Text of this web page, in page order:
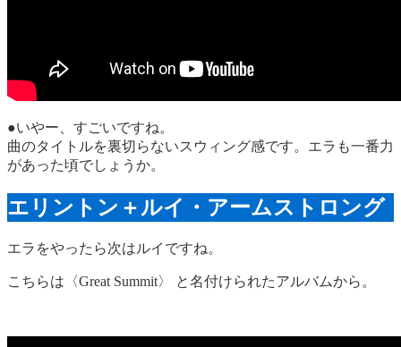
●いやー、すごいですね。
曲のタイトルを裏切らないスウィング感です。エラも一番力
があった頃でしょうか。
エリントン＋ルイ・アームストロング
エラをやったら次はルイですね。
こちらは〈Great Summit〉 と名付けられたアルバムから。